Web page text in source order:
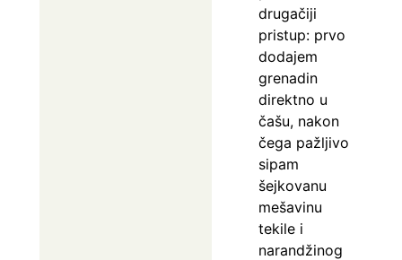
drugačiji
pristup: prvo
dodajem
grenadin
direktno u
čašu, nakon
čega pažljivo
sipam
šejkovanu
mešavinu
tekile i
narandžinog